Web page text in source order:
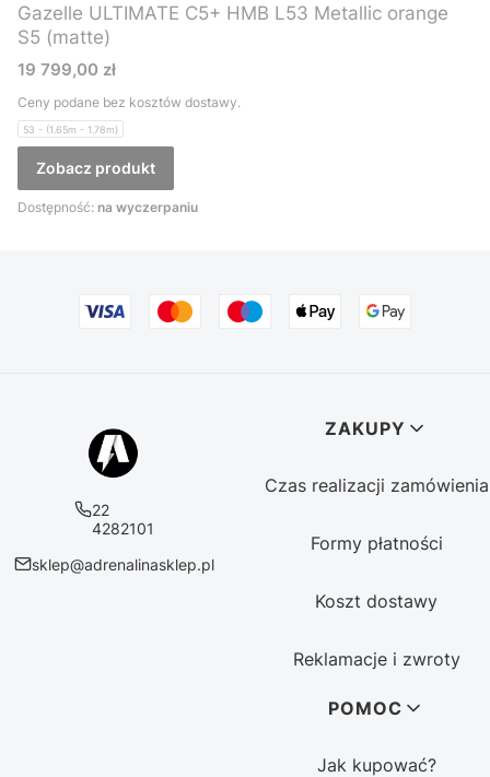
Gazelle ULTIMATE C5+ HMB L53 Metallic orange
S5 (matte)
Cena
19 799,00 zł
Ceny podane bez kosztów dostawy.
53 - (1.65m - 1.78m)
Zobacz produkt
Dostępność: na wyczerpaniu
22
4282101
sklep@adrenalinasklep.pl
Linki w stopce
ZAKUPY
Czas realizacji zamówienia
Formy płatności
Koszt dostawy
Reklamacje i zwroty
POMOC
Jak kupować?